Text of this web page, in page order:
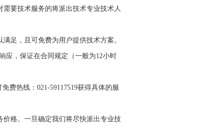
要技术服务的将派出技术专业技术人
足，且可免费为用户提供技术方案。
应，保证在合同规定（一般为12小时
费热线：021-59117519获得具体的服
格。一旦确定我们将尽快派出专业技